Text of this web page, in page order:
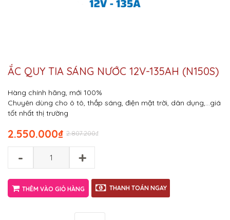
ẮC QUY TIA SÁNG NƯỚC 12V-135AH (N150S)
Hàng chính hãng, mới 100%
Chuyên dùng cho ô tô, thắp sáng, điện mặt trời, dân dụng,…giá
tốt nhất thị trường
₫
2.807.200
₫
2.550.000
- +
THÊM VÀO GIỎ HÀNG THANH TOÁN NGAY